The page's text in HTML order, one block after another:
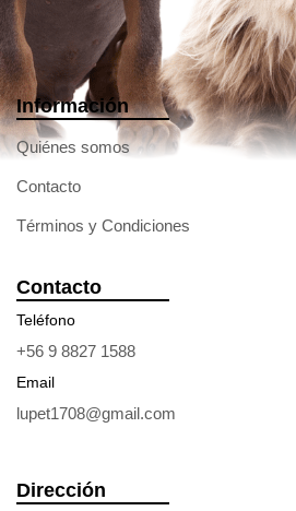
Información
Quiénes somos
Contacto
Términos y Condiciones
Contacto
Teléfono
+56 9 8827 1588
Email
lupet1708@gmail.com
Dirección